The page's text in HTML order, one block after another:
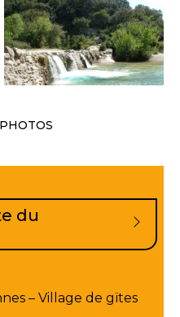
du
– Village de gïtes